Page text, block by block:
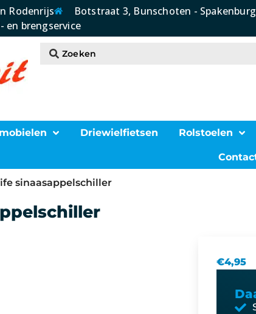
Rodenrijs Botstraat 3, Bunschoten - Spakenburg
en brengservice
Driewielfietsen Rolstoelen
sinaasappelschiller
€4,95